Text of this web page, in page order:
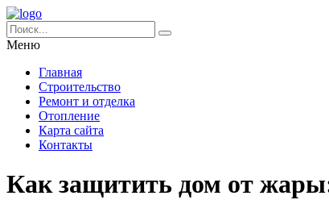
Меню
Главная
Строительство
Ремонт и отделка
Отопление
Карта сайта
Контакты
Как защитить дом от